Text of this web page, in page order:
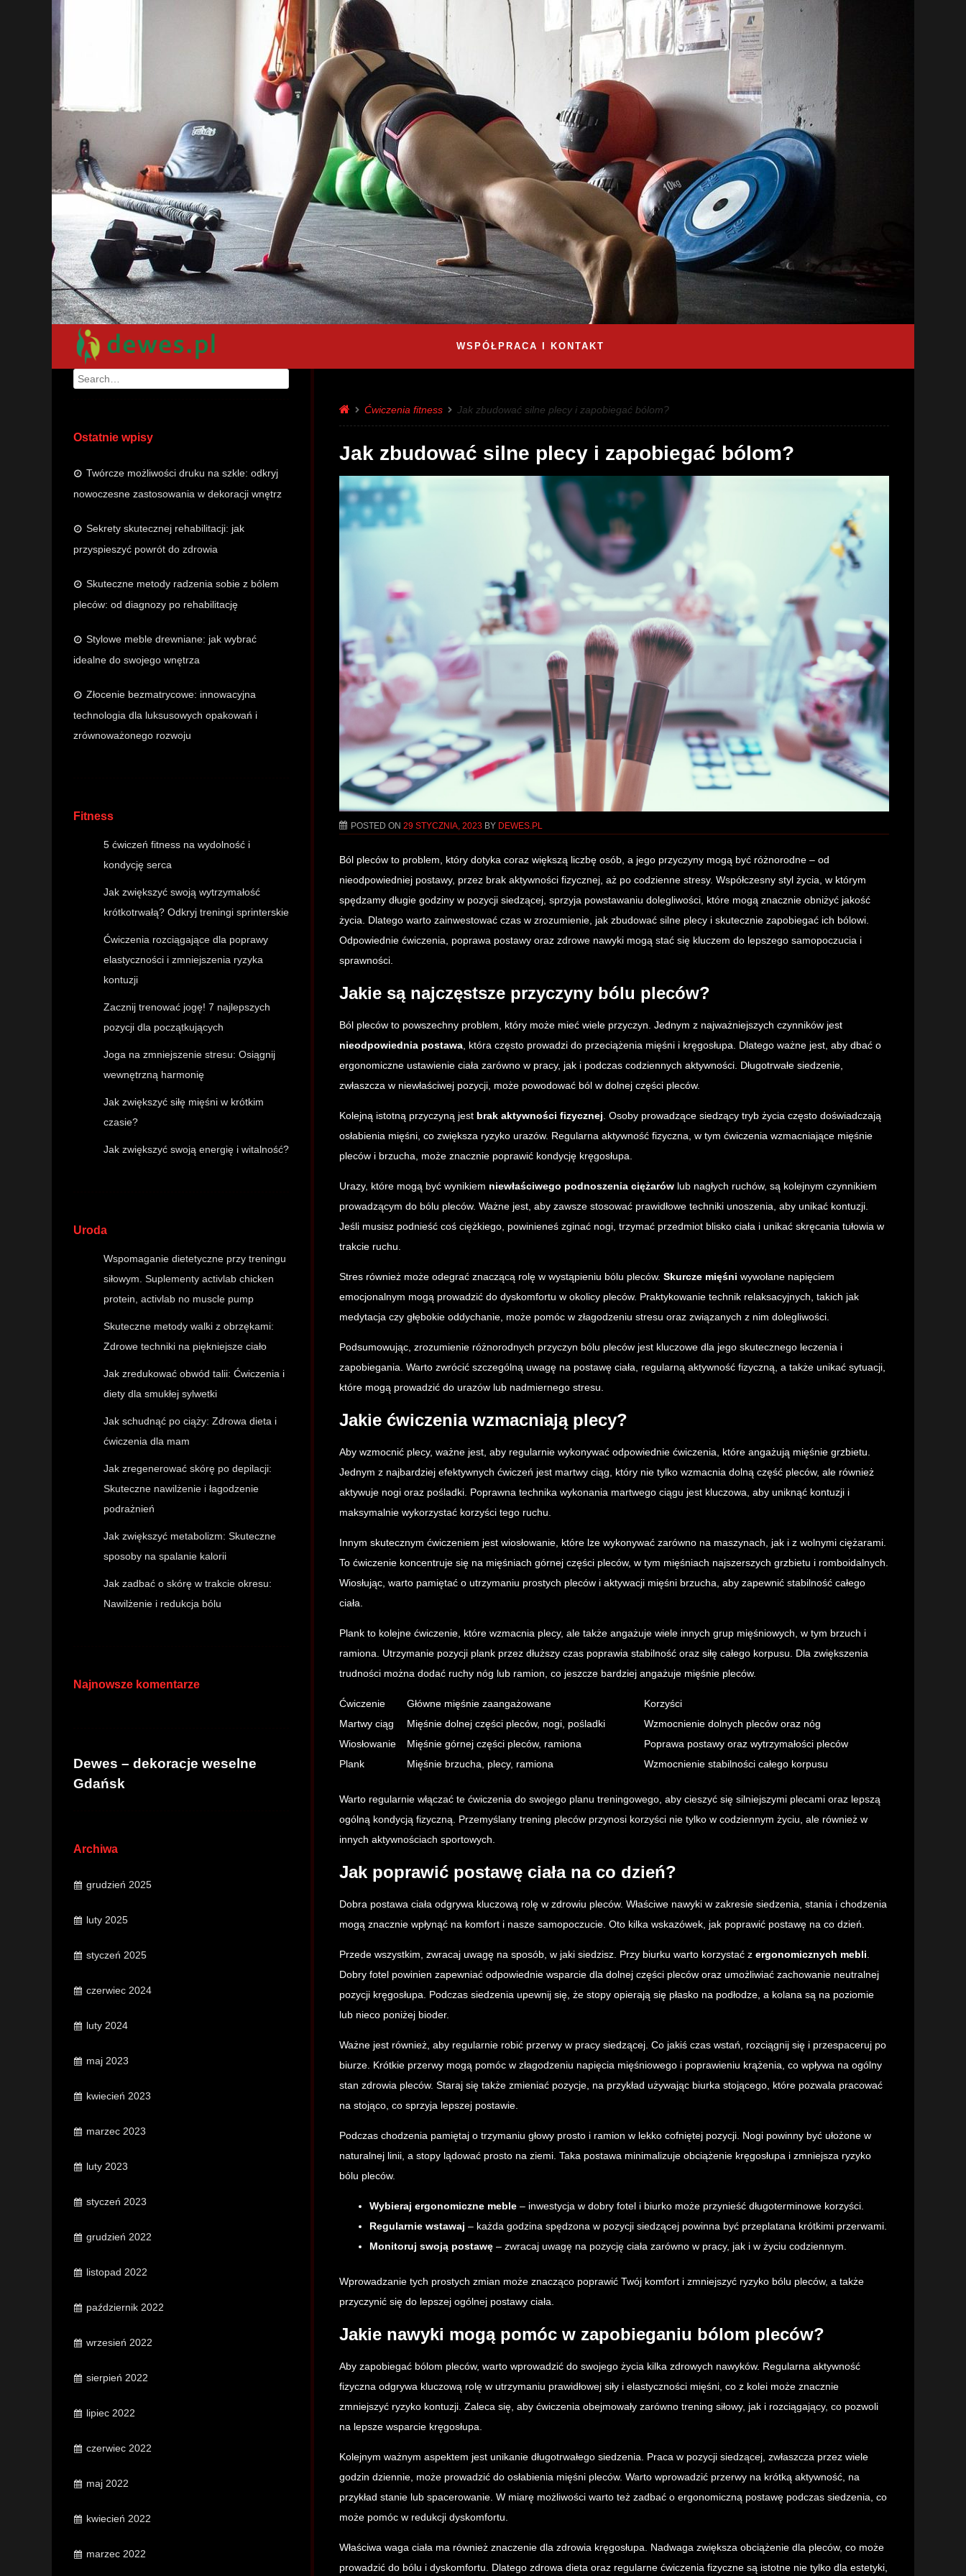
WSPÓŁPRACA I KONTAKT
Search
Ostatnie wpisy
Twórcze możliwości druku na szkle: odkryj
nowoczesne zastosowania w dekoracji wnętrz
Sekrety skutecznej rehabilitacji: jak
przyspieszyć powrót do zdrowia
Skuteczne metody radzenia sobie z bólem
pleców: od diagnozy po rehabilitację
Stylowe meble drewniane: jak wybrać
idealne do swojego wnętrza
Złocenie bezmatrycowe: innowacyjna
technologia dla luksusowych opakowań i
zrównoważonego rozwoju
Fitness
5 ćwiczeń fitness na wydolność i
kondycję serca
Jak zwiększyć swoją wytrzymałość
krótkotrwałą? Odkryj treningi sprinterskie
Ćwiczenia rozciągające dla poprawy
elastyczności i zmniejszenia ryzyka
kontuzji
Zacznij trenować jogę! 7 najlepszych
pozycji dla początkujących
Joga na zmniejszenie stresu: Osiągnij
wewnętrzną harmonię
Jak zwiększyć siłę mięśni w krótkim
czasie?
Jak zwiększyć swoją energię i witalność?
Uroda
Wspomaganie dietetyczne przy treningu
siłowym. Suplementy activlab chicken
protein, activlab no muscle pump
Skuteczne metody walki z obrzękami:
Zdrowe techniki na piękniejsze ciało
Jak zredukować obwód talii: Ćwiczenia i
diety dla smukłej sylwetki
Jak schudnąć po ciąży: Zdrowa dieta i
ćwiczenia dla mam
Jak zregenerować skórę po depilacji:
Skuteczne nawilżenie i łagodzenie
podrażnień
Jak zwiększyć metabolizm: Skuteczne
sposoby na spalanie kalorii
Jak zadbać o skórę w trakcie okresu:
Nawilżenie i redukcja bólu
Najnowsze komentarze
Dewes – dekoracje weselne
Gdańsk
Archiwa
grudzień 2025
luty 2025
styczeń 2025
czerwiec 2024
luty 2024
maj 2023
kwiecień 2023
marzec 2023
luty 2023
styczeń 2023
grudzień 2022
listopad 2022
październik 2022
wrzesień 2022
sierpień 2022
lipiec 2022
czerwiec 2022
maj 2022
kwiecień 2022
marzec 2022
Ćwiczenia fitness Jak zbudować silne plecy i zapobiegać bólom?
Jak zbudować silne plecy i zapobiegać bólom?
POSTED ON 29 STYCZNIA, 2023 BY DEWES.PL
Ból pleców to problem, który dotyka coraz większą liczbę osób, a jego przyczyny mogą być różnorodne – od
nieodpowiedniej postawy, przez brak aktywności fizycznej, aż po codzienne stresy. Współczesny styl życia, w którym
spędzamy długie godziny w pozycji siedzącej, sprzyja powstawaniu dolegliwości, które mogą znacznie obniżyć jakość
życia. Dlatego warto zainwestować czas w zrozumienie, jak zbudować silne plecy i skutecznie zapobiegać ich bólowi.
Odpowiednie ćwiczenia, poprawa postawy oraz zdrowe nawyki mogą stać się kluczem do lepszego samopoczucia i
sprawności.
Jakie są najczęstsze przyczyny bólu pleców?
Ból pleców to powszechny problem, który może mieć wiele przyczyn. Jednym z najważniejszych czynników jest
nieodpowiednia postawa , która często prowadzi do przeciążenia mięśni i kręgosłupa. Dlatego ważne jest, aby dbać o
ergonomiczne ustawienie ciała zarówno w pracy, jak i podczas codziennych aktywności. Długotrwałe siedzenie,
zwłaszcza w niewłaściwej pozycji, może powodować ból w dolnej części pleców.
Kolejną istotną przyczyną jest brak aktywności fizycznej . Osoby prowadzące siedzący tryb życia często doświadczają
osłabienia mięśni, co zwiększa ryzyko urazów. Regularna aktywność fizyczna, w tym ćwiczenia wzmacniające mięśnie
pleców i brzucha, może znacznie poprawić kondycję kręgosłupa.
Urazy, które mogą być wynikiem niewłaściwego podnoszenia ciężarów lub nagłych ruchów, są kolejnym czynnikiem
prowadzącym do bólu pleców. Ważne jest, aby zawsze stosować prawidłowe techniki unoszenia, aby unikać kontuzji.
Jeśli musisz podnieść coś ciężkiego, powinieneś zginać nogi, trzymać przedmiot blisko ciała i unikać skręcania tułowia w
trakcie ruchu.
Stres również może odegrać znaczącą rolę w wystąpieniu bólu pleców. Skurcze mięśni wywołane napięciem
emocjonalnym mogą prowadzić do dyskomfortu w okolicy pleców. Praktykowanie technik relaksacyjnych, takich jak
medytacja czy głębokie oddychanie, może pomóc w złagodzeniu stresu oraz związanych z nim dolegliwości.
Podsumowując, zrozumienie różnorodnych przyczyn bólu pleców jest kluczowe dla jego skutecznego leczenia i
zapobiegania. Warto zwrócić szczególną uwagę na postawę ciała, regularną aktywność fizyczną, a także unikać sytuacji,
które mogą prowadzić do urazów lub nadmiernego stresu.
Jakie ćwiczenia wzmacniają plecy?
Aby wzmocnić plecy, ważne jest, aby regularnie wykonywać odpowiednie ćwiczenia, które angażują mięśnie grzbietu.
Jednym z najbardziej efektywnych ćwiczeń jest martwy ciąg, który nie tylko wzmacnia dolną część pleców, ale również
aktywuje nogi oraz pośladki. Poprawna technika wykonania martwego ciągu jest kluczowa, aby uniknąć kontuzji i
maksymalnie wykorzystać korzyści tego ruchu.
Innym skutecznym ćwiczeniem jest wiosłowanie, które lze wykonywać zarówno na maszynach, jak i z wolnymi ciężarami.
To ćwiczenie koncentruje się na mięśniach górnej części pleców, w tym mięśniach najszerszych grzbietu i romboidalnych.
Wiosłując, warto pamiętać o utrzymaniu prostych pleców i aktywacji mięśni brzucha, aby zapewnić stabilność całego
ciała.
Plank to kolejne ćwiczenie, które wzmacnia plecy, ale także angażuje wiele innych grup mięśniowych, w tym brzuch i
ramiona. Utrzymanie pozycji plank przez dłuższy czas poprawia stabilność oraz siłę całego korpusu. Dla zwiększenia
trudności można dodać ruchy nóg lub ramion, co jeszcze bardziej angażuje mięśnie pleców.
Ćwiczenie Główne mięśnie zaangażowane
Korzyści
Martwy ciąg
Mięśnie dolnej części pleców, nogi, pośladki
Wzmocnienie dolnych pleców oraz nóg
Wiosłowanie
Mięśnie górnej części pleców, ramiona
Poprawa postawy oraz wytrzymałości pleców
Plank
Mięśnie brzucha, plecy, ramiona Wzmocnienie stabilności całego korpusu
Warto regularnie włączać te ćwiczenia do swojego planu treningowego, aby cieszyć się silniejszymi plecami oraz lepszą
ogólną kondycją fizyczną. Przemyślany trening pleców przynosi korzyści nie tylko w codziennym życiu, ale również w
innych aktywnościach sportowych.
Jak poprawić postawę ciała na co dzień?
Dobra postawa ciała odgrywa kluczową rolę w zdrowiu pleców. Właściwe nawyki w zakresie siedzenia, stania i chodzenia
mogą znacznie wpłynąć na komfort i nasze samopoczucie. Oto kilka wskazówek, jak poprawić postawę na co dzień.
Przede wszystkim, zwracaj uwagę na sposób, w jaki siedzisz. Przy biurku warto korzystać z ergonomicznych mebli
Dobry fotel powinien zapewniać odpowiednie wsparcie dla dolnej części pleców oraz umożliwiać zachowanie neutralnej
pozycji kręgosłupa. Podczas siedzenia upewnij się, że stopy opierają się płasko na podłodze, a kolana są na poziomie
lub nieco poniżej bioder.
Ważne jest również, aby regularnie robić przerwy w pracy siedzącej. Co jakiś czas wstań, rozciągnij się i przespaceruj po
biurze. Krótkie przerwy mogą pomóc w złagodzeniu napięcia mięśniowego i poprawieniu krążenia, co wpływa na ogólny
stan zdrowia pleców. Staraj się także zmieniać pozycje, na przykład używając biurka stojącego, które pozwala pracować
na stojąco, co sprzyja lepszej postawie.
Podczas chodzenia pamiętaj o trzymaniu głowy prosto i ramion w lekko cofniętej pozycji. Nogi powinny być ułożone w
naturalnej linii, a stopy lądować prosto na ziemi. Taka postawa minimalizuje obciążenie kręgosłupa i zmniejsza ryzyko
bólu pleców.
Wybieraj ergonomiczne meble – inwestycja w dobry fotel i biurko może przynieść długoterminowe korzyści.
Regularnie wstawaj – każda godzina spędzona w pozycji siedzącej powinna być przeplatana krótkimi przerwami.
Monitoruj swoją postawę – zwracaj uwagę na pozycję ciała zarówno w pracy, jak i w życiu codziennym.
Wprowadzanie tych prostych zmian może znacząco poprawić Twój komfort i zmniejszyć ryzyko bólu pleców, a także
przyczynić się do lepszej ogólnej postawy ciała.
Jakie nawyki mogą pomóc w zapobieganiu bólom pleców?
Aby zapobiegać bólom pleców, warto wprowadzić do swojego życia kilka zdrowych nawyków. Regularna aktywność
fizyczna odgrywa kluczową rolę w utrzymaniu prawidłowej siły i elastyczności mięśni, co z kolei może znacznie
zmniejszyć ryzyko kontuzji. Zaleca się, aby ćwiczenia obejmowały zarówno trening siłowy, jak i rozciągający, co pozwoli
na lepsze wsparcie kręgosłupa.
Kolejnym ważnym aspektem jest unikanie długotrwałego siedzenia. Praca w pozycji siedzącej, zwłaszcza przez wiele
godzin dziennie, może prowadzić do osłabienia mięśni pleców. Warto wprowadzić przerwy na krótką aktywność, na
przykład stanie lub spacerowanie. W miarę możliwości warto też zadbać o ergonomiczną postawę podczas siedzenia, co
może pomóc w redukcji dyskomfortu.
Właściwa waga ciała ma również znaczenie dla zdrowia kręgosłupa. Nadwaga zwiększa obciążenie dla pleców, co może
prowadzić do bólu i dyskomfortu. Dlatego zdrowa dieta oraz regularne ćwiczenia fizyczne są istotne nie tylko dla estetyki,